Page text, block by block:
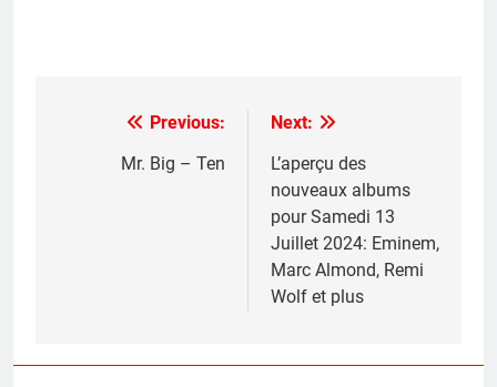
navigation
Previous:
Mr. Big – Ten
Next:
L’aperçu des
nouveaux albums
pour Samedi 13
Juillet 2024: Eminem,
Marc Almond, Remi
Wolf et plus